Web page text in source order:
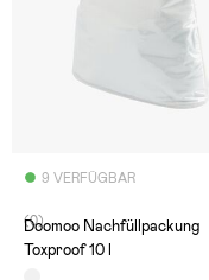
9 VERFÜGBAR
(0)
Doomoo Nachfüllpackung
Toxproof 10 l